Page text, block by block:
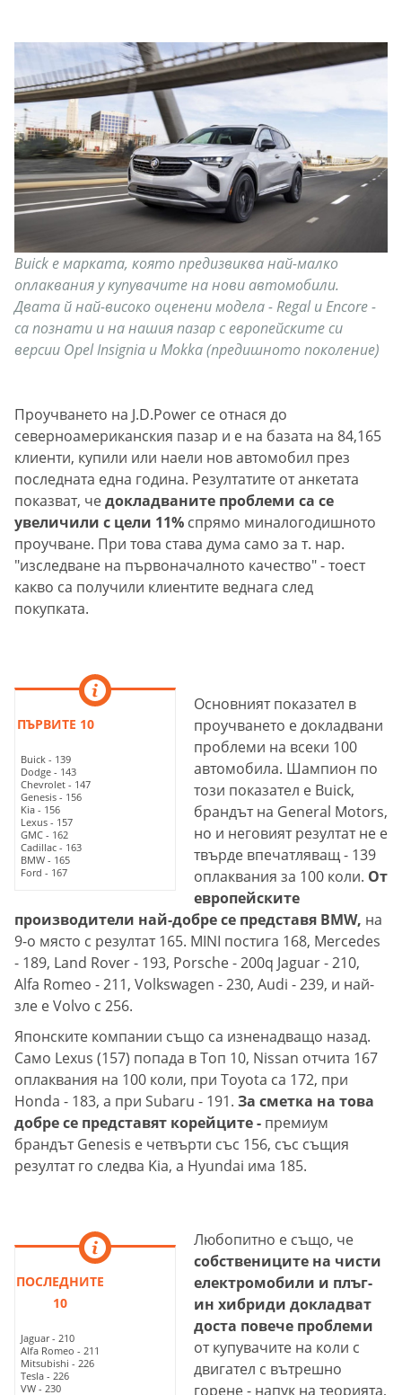
Buick е марката, която предизвиква най-малко
оплаквания у купувачите на нови автомобили.
Двата й най-високо оценени модела - Regal и Encore -
са познати и на нашия пазар с европейските си
версии Opel Insignia и Mokka (предишното поколение)
Проучването на J.D.Power се отнася до
северноамериканския пазар и е на базата на 84,165
клиенти, купили или наели нов автомобил през
последната една година. Резултатите от анкетата
показват, чедокладваните проблеми са се
увеличили с цели 11% спрямо миналогодишното
проучване. При това става дума само за т. нар.
"изследване на първоначалното качество" - тоест
какво са получили клиентите веднага след
покупката.
ПЪРВИТЕ 10
Buick - 139
Dodge - 143
Chevrolet - 147
Genesis - 156
Kia - 156
Lexus - 157
GMC - 162
Cadillac - 163
BMW - 165
Ford - 167
Основният показател в
проучването е докладвани
проблеми на всеки 100
автомобила. Шампион по
този показател е Buick,
брандът на General Motors,
но и неговият резултат не е
твърде впечатляващ - 139
оплаквания за 100 коли. От
европейските
производители най-добре се представя BMW, на
9-о място с резултат 165. MINI постига 168, Mercedes
- 189, Land Rover - 193, Porsche - 200q Jaguar - 210,
Alfa Romeo - 211, Volkswagen - 230, Audi - 239, и най-
зле е Volvo с 256.
Японските компании също са изненадващо назад.
Само Lexus (157) попада в Топ 10, Nissan отчита 167
оплаквания на 100 коли, при Toyota са 172, при
Honda - 183, а при Subaru - 191. За сметка на това
добре се представят корейците - премиум
брандът Genesis е четвърти със 156, със същия
резултат го следва Kia, а Hyundai има 185.
ПОСЛЕДНИТЕ
10
Jaguar - 210
Alfa Romeo - 211
Mitsubishi - 226
Tesla - 226
VW - 230
Любопитно е също, че
собствениците на чисти
електромобили и плъг-
ин хибриди докладват
доста повече проблеми
от купувачите на коли с
двигател с вътрешно
горене - напук на теорията,